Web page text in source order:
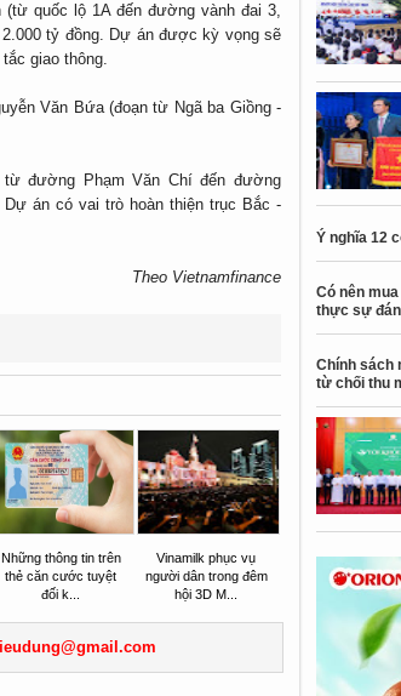
quốc lộ 1A đến đường vành đai 3,
tỷ đồng. Dự án được kỳ vọng sẽ
giao thông.
Văn Bứa (đoạn từ Ngã ba Giồng -
đường Phạm Văn Chí đến đường
Dự án có vai trò hoàn thiện trục Bắc -
Theo Vietnamfinance
Những thông tin trên
thẻ căn cước tuyệt
đối k...
Vinamilk phục vụ
người dân trong đêm
hội 3D M...
Ý nghĩa 12
Có nên
thực sự
Chính sách
từ chối thu